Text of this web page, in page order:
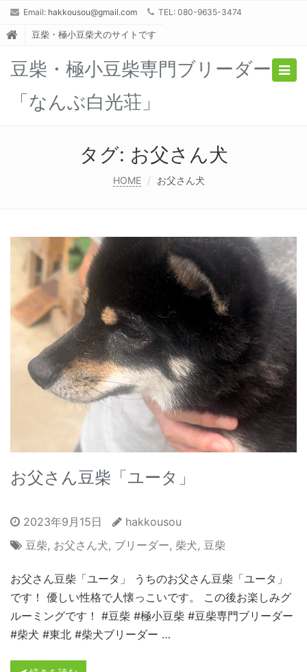
Email: hakkousou@gmail.com TEL: 080-9635-3474
豆柴・極小豆柴犬のサイトです
豆柴・極小豆柴専門ブリーダー
「なんぶ白光荘」
タグ: お父さん犬
HOME お父さん犬
お父さん豆柴「ユータ」
2023年9月15日
hakkousou
豆柴, お父さん犬, ブリーダー, 柴犬, 豆柴
お父さん豆柴「ユータ」 うちのお父さん豆柴「ユータ」
です！ 優しい性格で人懐っこいです。 この後お楽しみグ
ルーミングです！ #豆柴 #極小豆柴 #豆柴専門ブリーダー
#柴犬 #東北 #柴犬ブリーダー …